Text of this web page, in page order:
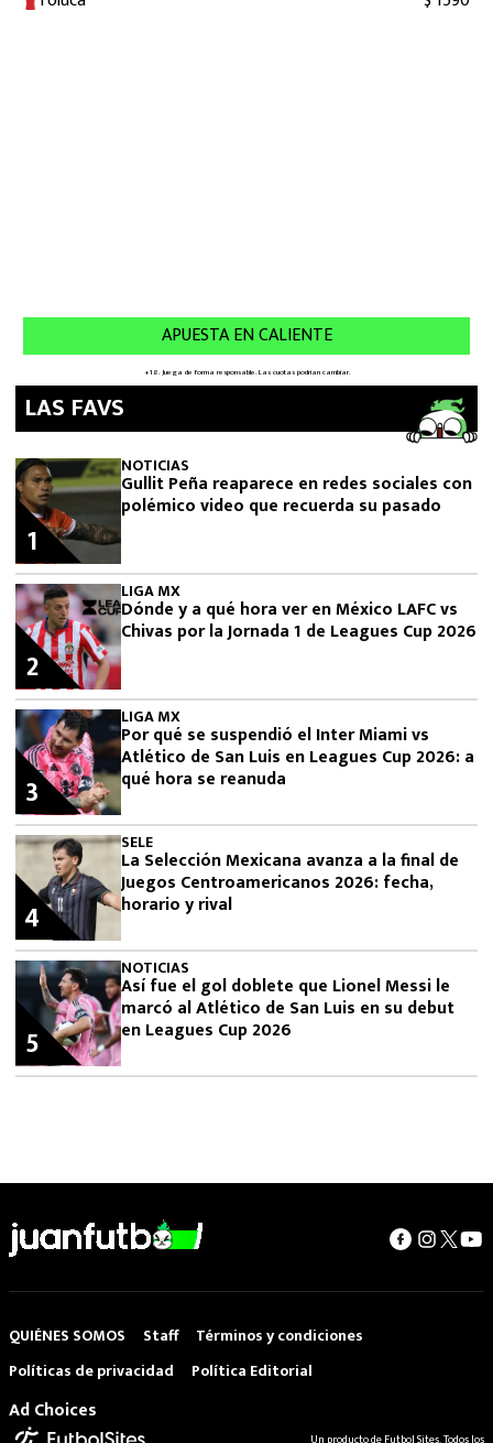
LAS FAVS
NOTICIAS
Gullit Peña reaparece en redes sociales con
polémico video que recuerda su pasado
1
LIGA MX
Dónde y a qué hora ver en México LAFC vs
Chivas por la Jornada 1 de Leagues Cup 2026
2
LIGA MX
Por qué se suspendió el Inter Miami vs
Atlético de San Luis en Leagues Cup 2026: a
qué hora se reanuda
3
SELE
La Selección Mexicana avanza a la final de
Juegos Centroamericanos 2026: fecha,
horario y rival
4
NOTICIAS
Así fue el gol doblete que Lionel Messi le
marcó al Atlético de San Luis en su debut
en Leagues Cup 2026
5
QUIÉNES SOMOS Staff
Términos y condiciones
Políticas de privacidad
Política Editorial
Ad Choices